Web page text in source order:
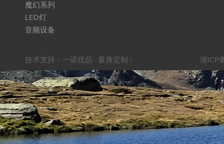
魔幻系列
LED灯
音频设备
技术支持： 一诺优品 · 量身定制 | 浙ICP